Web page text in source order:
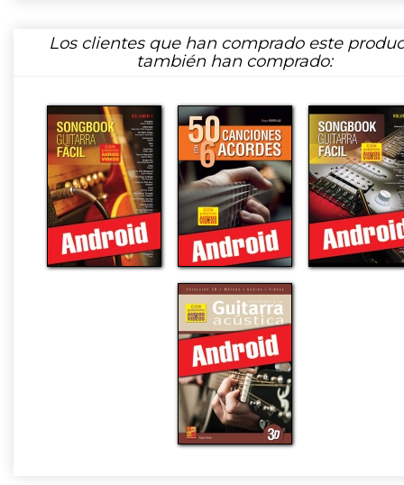
Los clientes que han comprado este
también han comprado: